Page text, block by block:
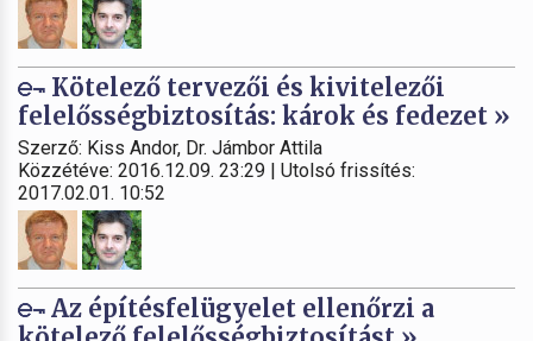
Kötelező tervezői és kivitelezői
felelősségbiztosítás: károk és fedezet »
Szerző: Kiss Andor, Dr. Jámbor Attila
Közzétéve: 2016.12.09. 23:29 | Utolsó frissítés:
2017.02.01. 10:52
Az építésfelügyelet ellenőrzi a